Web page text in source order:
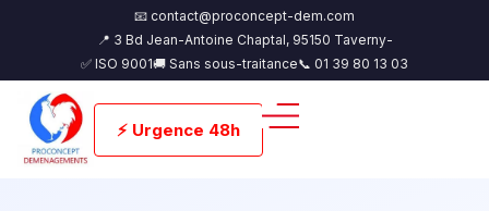
📧 contact@proconcept-dem.com
📍 3 Bd Jean-Antoine Chaptal, 95150 Taverny-
✅ ISO 9001🚚 Sans sous-traitance📞 01 39 80 13 03
⚡ Urgence 48h